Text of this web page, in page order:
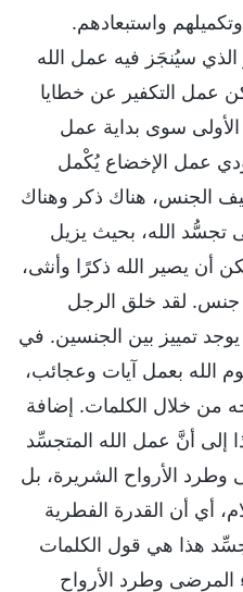
واستبعادهم.
سيُنجَز فيه عمل الله
عمل التكفير عن خطايا
سوى بداية عمل
عمل الإخضاع يُكْمل
الجنس، هناك ذكر وهناك
تجسُّد الله، بحيث يزيل
أن يصير الله ذكرًا وأنثى،
جنس. لقد خلق الرجل
يوجد تمييز بين الجنسين. في
الله بعمل آيات وعجائب،
من خلال الكلمات. إضافة
إلى أنَّ عمل الله المتجسِّد
الأرواح الشريرة، بل
أي أن القدرة الفطرية
هذا هي قول الكلمات
المرضى وطرد الأرواح